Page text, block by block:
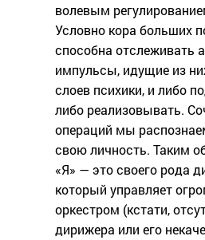
волевым
Условно кора больших
способна отслеживать
импульсы, идущие из
слоев психики, и либо
либо реализовывать.
операций мы
свою личность. Таким
«Я» — это своего рода
который управляет
оркестром (кстати,
дирижера или его